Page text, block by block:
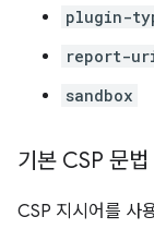
plugin-
report-
sandbox
기본 CSP 문법
CSP 지시어를 사